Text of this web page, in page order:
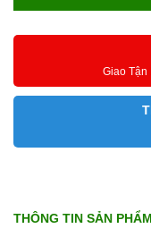
Giao Tận
THÔNG TIN SẢN PHẨM